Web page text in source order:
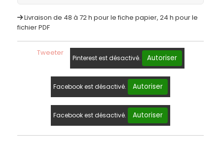
Livraison de 48 à 72 h pour le fiche papier, 24 h pour le
fichier PDF
Tweeter
Pinterest est désactivé. Autoriser
Facebook est désactivé. Autoriser
Facebook est désactivé. Autoriser